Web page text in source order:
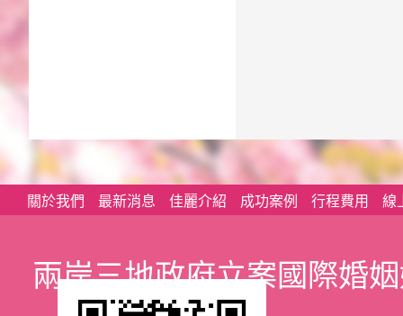
關於我們 最新消息 佳麗介紹 成功案例 行程費用 線
兩岸三地政府立案國際婚